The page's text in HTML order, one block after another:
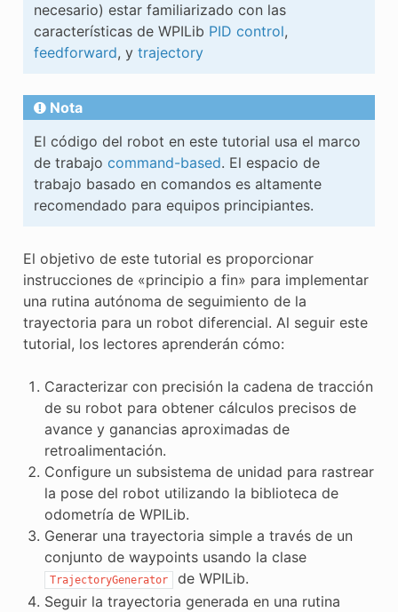
necesario) estar familiarizado con las
características de WPILib PID control,
feedforward, y trajectory
Nota
El código del robot en este tutorial usa el marco
de trabajo command-based. El espacio de
trabajo basado en comandos es altamente
recomendado para equipos principiantes.
El objetivo de este tutorial es proporcionar
instrucciones de «principio a fin» para implementar
una rutina autónoma de seguimiento de la
trayectoria para un robot diferencial. Al seguir este
tutorial, los lectores aprenderán cómo:
Caracterizar con precisión la cadena de tracción
de su robot para obtener cálculos precisos de
avance y ganancias aproximadas de
retroalimentación.
Configure un subsistema de unidad para rastrear
la pose del robot utilizando la biblioteca de
odometría de WPILib.
Generar una trayectoria simple a través de un
conjunto de waypoints usando la clase
TrajectoryGenerator
de WPILib.
Seguir la trayectoria generada en una rutina